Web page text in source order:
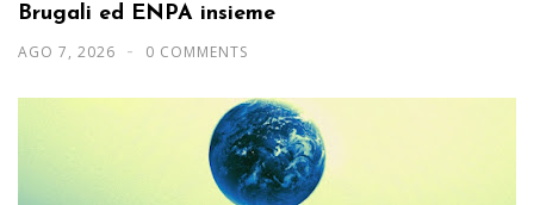
Brugali ed ENPA insieme
AGO 7, 2026 0 COMMENTS